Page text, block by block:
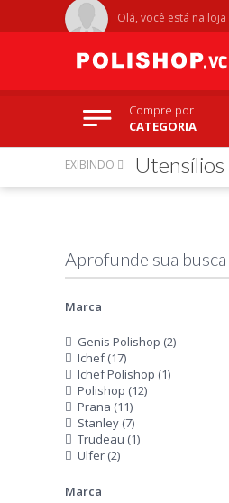
Olá, você está na loja
Compre por
CATEGORIA
Marca
Genis Polishop (2)
Ichef (17)
Ichef Polishop (1)
Polishop (12)
Prana (11)
Stanley (7)
Trudeau (1)
Ulfer (2)
Marca
EXIBINDO